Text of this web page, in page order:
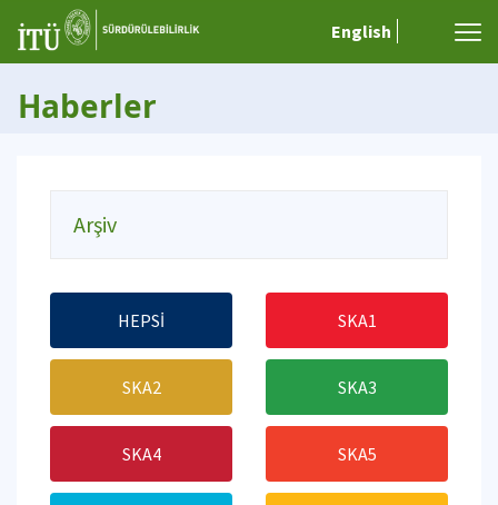
English
Haberler
Arşiv
HEPSİ SKA1
SKA2 SKA3
SKA4 SKA5